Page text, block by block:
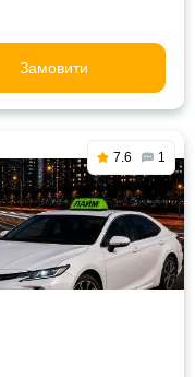
Замовити
7.6 1